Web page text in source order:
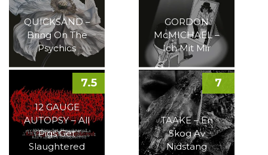
QUICKSAND –
Bring On The
Psychics
GORDON
McMICHAEL –
Ich Mit Mir
12 GAUGE
AUTOPSY – All
Pigs Get
Slaughtered
7.5
TAAKE – En
Skog Av
Nidstang
7